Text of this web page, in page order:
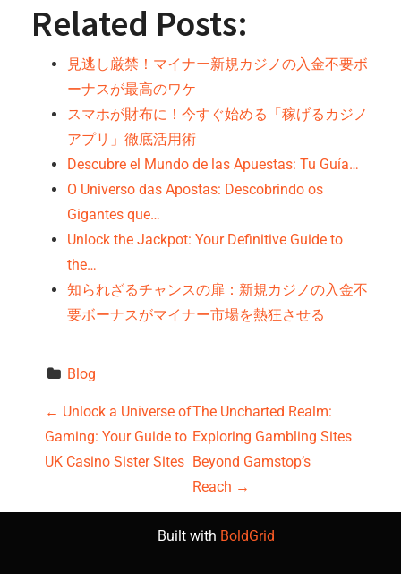
Related Posts:
見逃し厳禁！マイナー新規カジノの入金不要ボ
ーナスが最高のワケ
スマホが財布に！今すぐ始める「稼げるカジノ
アプリ」徹底活用術
Descubre el Mundo de las Apuestas: Tu Guía…
O Universo das Apostas: Descobrindo os
Gigantes que…
Unlock the Jackpot: Your Definitive Guide to
the…
知られざるチャンスの扉：新規カジノの入金不
要ボーナスがマイナー市場を熱狂させる
Blog
P
o
← Unlock a Universe of
Gaming: Your Guide to
UK Casino Sister Sites
The Uncharted Realm:
Exploring Gambling Sites
Beyond Gamstop’s
Reach →
Built with BoldGrid